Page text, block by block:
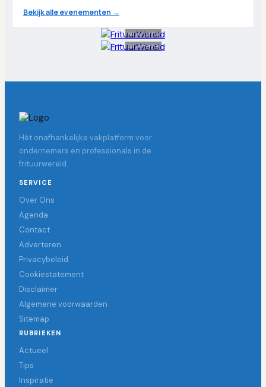
Bekijk alle evenementen →
Advertentie
Advertentie
Hét onafhankelijke vakplatform voor
ondernemers en professionals in de
frituurwereld.
SERVICE
Over Ons
Agenda
Contact
Adverteren
Privacybeleid
Cookiestatement
Disclaimer
Algemene voorwaarden
Sitemap
RUBRIEKEN
Actueel
Tips
Inspiratie